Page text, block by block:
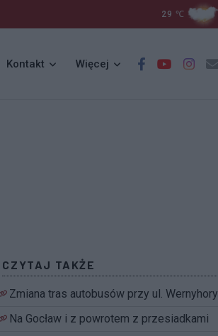
29 ℃
Kontakt Więcej
CZYTAJ TAKŻE
Zmiana tras autobusów przy ul. Wernyhory
Na Gocław i z powrotem z przesiadkami